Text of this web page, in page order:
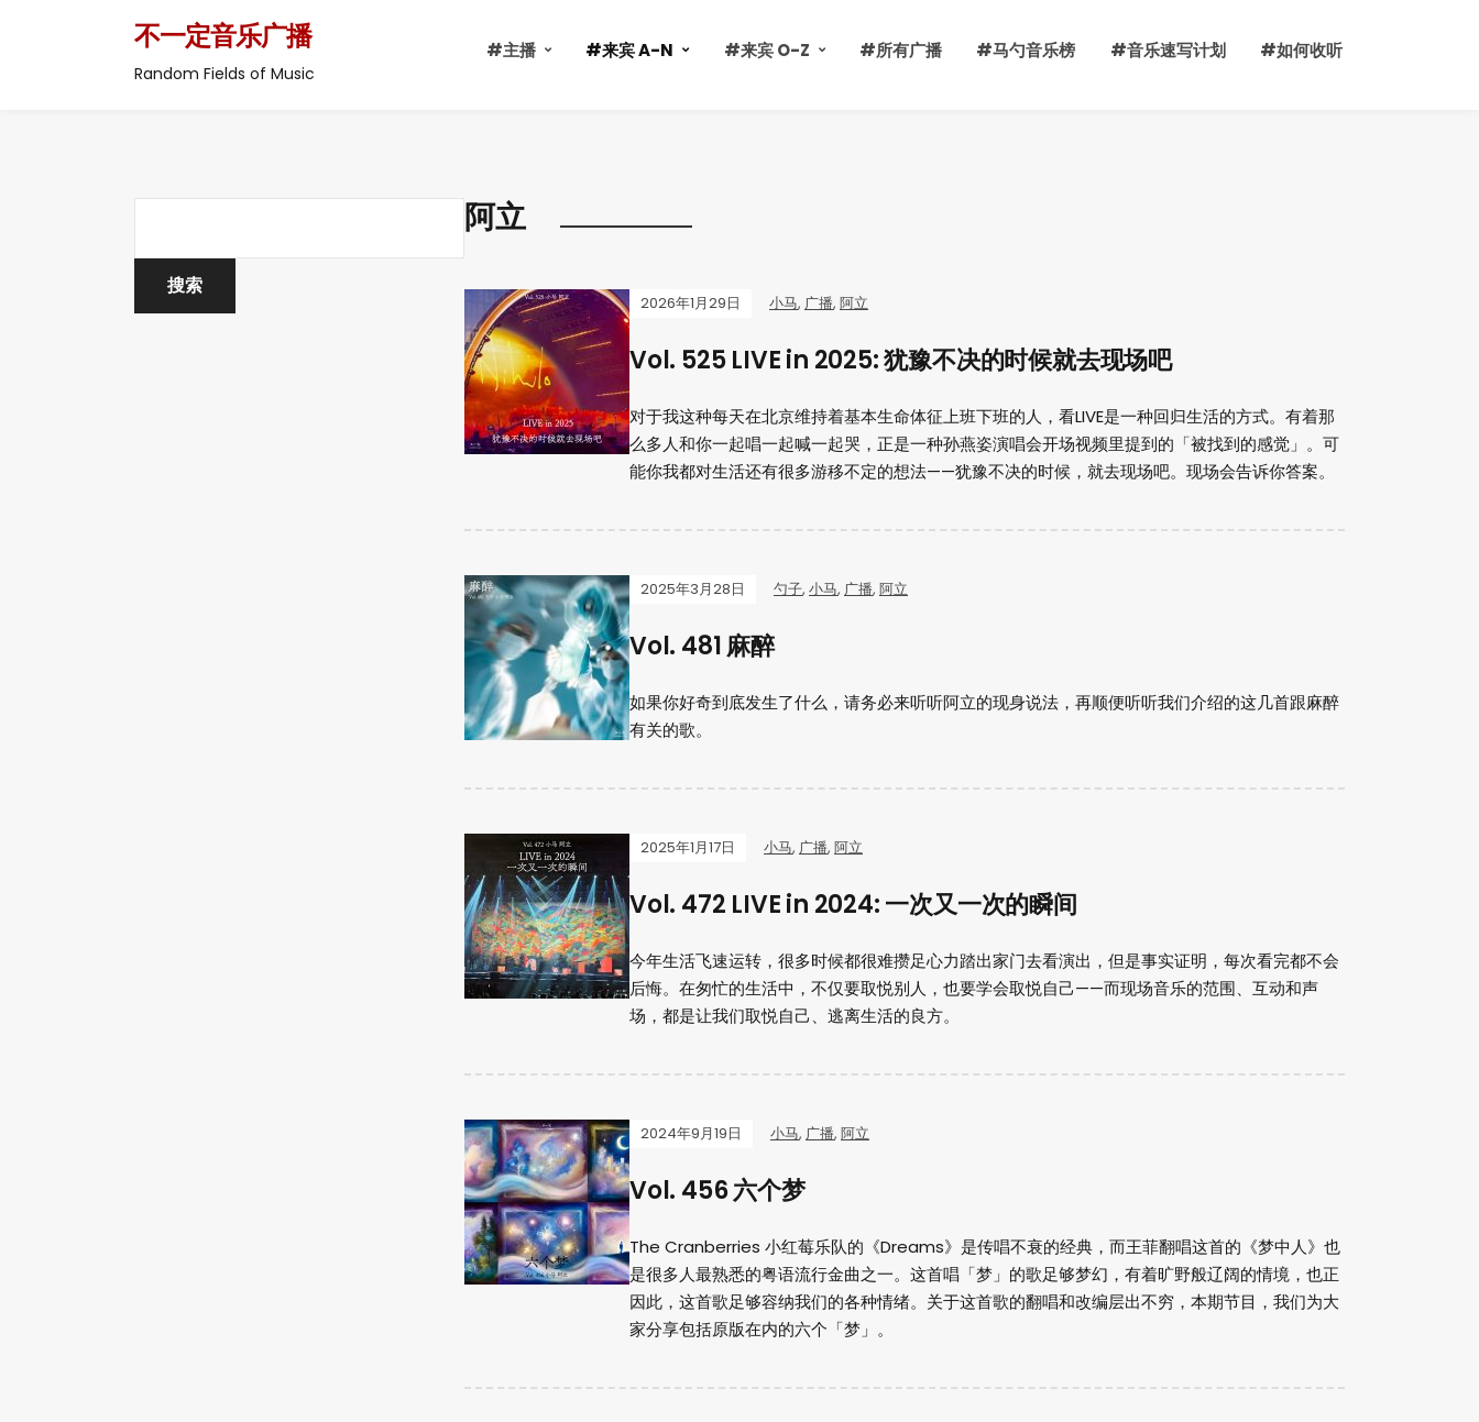
不一定音乐广播
Random Fields of Music
#主播 #来宾 A-N #来宾 O-Z #所有广播 #马勺音乐榜 #音乐速写计划 #如何收听
阿立
2026年1月29日 小马, 广播, 阿立
Vol. 525 LIVE in 2025: 犹豫不决的时候就去现场吧
对于我这种每天在北京维持着基本生命体征上班下班的人，看LIVE是一种回归生活的方式。有着那
么多人和你一起唱一起喊一起哭，正是一种孙燕姿演唱会开场视频里提到的「被找到的感觉」。可
能你我都对生活还有很多游移不定的想法——犹豫不决的时候，就去现场吧。现场会告诉你答案。
2025年3月28日 勺子, 小马, 广播, 阿立
Vol. 481 麻醉
如果你好奇到底发生了什么，请务必来听听阿立的现身说法，再顺便听听我们介绍的这几首跟麻醉
有关的歌。
2025年1月17日 小马, 广播, 阿立
Vol. 472 LIVE in 2024: 一次又一次的瞬间
今年生活飞速运转，很多时候都很难攒足心力踏出家门去看演出，但是事实证明，每次看完都不会
后悔。在匆忙的生活中，不仅要取悦别人，也要学会取悦自己——而现场音乐的范围、互动和声
场，都是让我们取悦自己、逃离生活的良方。
2024年9月19日 小马, 广播, 阿立
Vol. 456 六个梦
The Cranberries 小红莓乐队的《Dreams》是传唱不衰的经典，而王菲翻唱这首的《梦中人》也
是很多人最熟悉的粤语流行金曲之一。这首唱「梦」的歌足够梦幻，有着旷野般辽阔的情境，也正
因此，这首歌足够容纳我们的各种情绪。关于这首歌的翻唱和改编层出不穷，本期节目，我们为大
家分享包括原版在内的六个「梦」。